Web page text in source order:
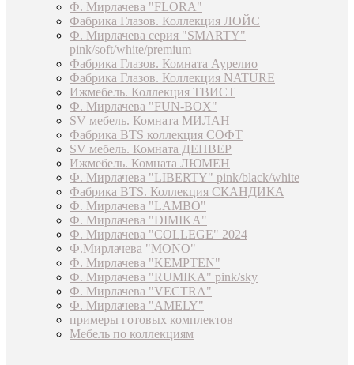
Ф. Мирлачева "FLORA"
Фабрика Глазов. Коллекция ЛОЙС
Ф. Мирлачева серия "SMARTY"
pink/soft/white/premium
Фабрика Глазов. Комната Аурелио
Фабрика Глазов. Коллекция NATURE
Ижмебель. Коллекция ТВИСТ
Ф. Мирлачева "FUN-BOX"
SV мебель. Комната МИЛАН
Фабрика BTS коллекция СОФТ
SV мебель. Комната ДЕНВЕР
Ижмебель. Комната ЛЮМЕН
Ф. Мирлачева "LIBERTY" pink/black/white
Фабрика BTS. Коллекция СКАНДИКА
Ф. Мирлачева "LAMBO"
Ф. Мирлачева "DIMIKA"
Ф. Мирлачева "COLLEGE" 2024
Ф.Мирлачева "MONO"
Ф. Мирлачева "KEMPTEN"
Ф. Мирлачева "RUMIKA" pink/sky
Ф. Мирлачева "VECTRA"
Ф. Мирлачева "AMELY"
примеры готовых комплектов
Мебель по коллекциям